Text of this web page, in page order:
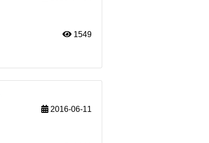
1549
2016-06-11